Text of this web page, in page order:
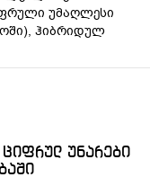
უმაღლესი
ჰიბრიდულ
უნარები